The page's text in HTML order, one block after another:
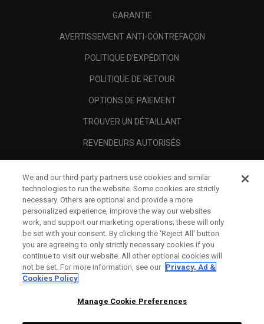
GARANTIE
AVERTISSEMENT ANTI-CONTREFAÇON
POLITIQUE D'EXPÉDITION
POLITIQUE DE RETOUR
OPTIONS DE PAIEMENT
TROUVER UN DÉTAILLANT
REVENDEURS AUTORISÉS
A PROPOS
MENTIONS LÉGALES
We and our third-party partners use cookies and similar
technologies to run the website. Some cookies are strictly
necessary. Others are optional and provide a more
personalized experience, improve the way our websites
work, and support our marketing operations; these will only
be set with your consent. By clicking the ‘Reject All' button
you are agreeing to only strictly necessary cookies if you
continue to visit our website. All other optional cookies will
not be set. For more information, see our Privacy, Ad &
Cookies Policy
Manage Cookie Preferences